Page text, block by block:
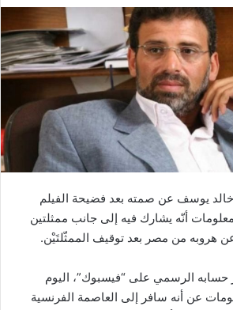
يوسف عن صمته بعد فضيحة الفيلم
أنّه يشارك فيه إلى جانب ممثلتين
هروبه من مصر بعد توقيف الممثّلتَيْن.
الرسمي على “فيسبوك”، اليوم
عن أنه سافر إلى العاصمة الفرنسية